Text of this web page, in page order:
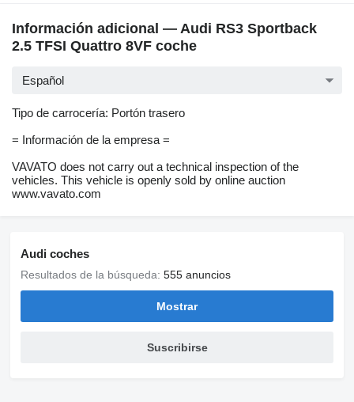
Información adicional — Audi RS3 Sportback
2.5 TFSI Quattro 8VF coche
Español
Tipo de carrocería: Portón trasero
= Información de la empresa =
VAVATO does not carry out a technical inspection of the
vehicles. This vehicle is openly sold by online auction
www.vavato.com
Audi coches
Resultados de la búsqueda: 555 anuncios
Mostrar
Suscribirse